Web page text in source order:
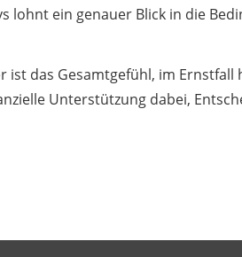
lohnt ein genauer Blick in die
das Gesamtgefühl, im Ernstfall
Unterstützung dabei,